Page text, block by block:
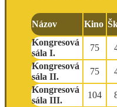
Názov Kino
Kongresová
sála I.
75
Kongresová
sála II.
75
Kongresová
sála III.
104